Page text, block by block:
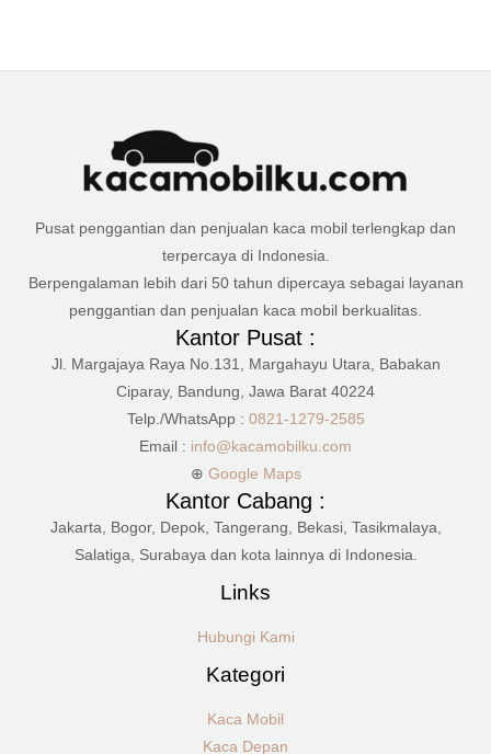
Pusat penggantian dan penjualan kaca mobil terlengkap dan
terpercaya di Indonesia.
Berpengalaman lebih dari 50 tahun dipercaya sebagai layanan
penggantian dan penjualan kaca mobil berkualitas.
Kantor Pusat :
Jl. Margajaya Raya No.131, Margahayu Utara, Babakan
Ciparay, Bandung, Jawa Barat 40224
Telp./WhatsApp : 0821-1279-2585
Email : info@kacamobilku.com
⊕ Google Maps
Kantor Cabang :
Jakarta, Bogor, Depok, Tangerang, Bekasi, Tasikmalaya,
Salatiga, Surabaya dan kota lainnya di Indonesia.
Links
Hubungi Kami
Kategori
Kaca Mobil
Kaca Depan